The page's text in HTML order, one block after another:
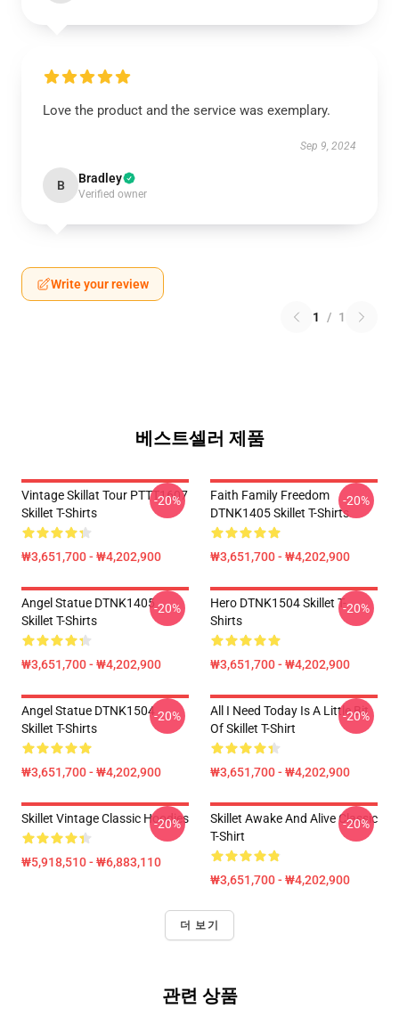
Love the product and the service was exemplary.
Sep 9, 2024
B Bradley
Verified owner
Write your review
1 / 1
베스트셀러 제품
Vintage Skillat Tour PTTT1607
Skillet T-Shirts
₩3,651,700 - ₩4,202,900
-20%
Faith Family Freedom
DTNK1405 Skillet T-Shirts
₩3,651,700 - ₩4,202,900
-20%
Angel Statue DTNK1405
Skillet T-Shirts
₩3,651,700 - ₩4,202,900
-20%
Hero DTNK1504 Skillet T-
Shirts
₩3,651,700 - ₩4,202,900
-20%
Angel Statue DTNK1504
Skillet T-Shirts
₩3,651,700 - ₩4,202,900
-20%
All I Need Today Is A Little Bit
Of Skillet T-Shirt
₩3,651,700 - ₩4,202,900
-20%
Skillet Vintage Classic Hoodies
₩5,918,510 - ₩6,883,110
-20%
Skillet Awake And Alive Classic
T-Shirt
₩3,651,700 - ₩4,202,900
-20%
더 보기
관련 상품